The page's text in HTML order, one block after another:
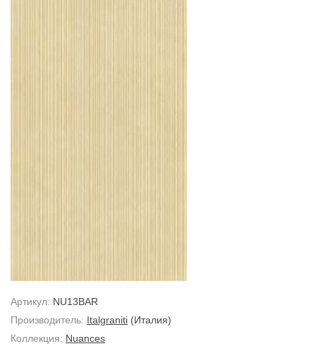
Артикул: NU13BAR
Производитель: Italgraniti (Италия)
Коллекция: Nuances